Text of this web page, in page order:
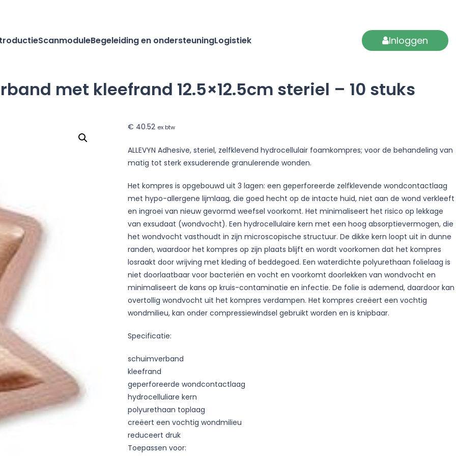
ScanmoduleBegeleiding en ondersteuningLogistiek Inloggen
met kleefrand 12.5×12.5cm steriel – 10 stuks
€ 40.52 ex btw
ALLEVYN Adhesive, steriel, zelfklevend hydrocellulair foamkompres; voor de behandeling van
matig tot sterk exsuderende granulerende wonden.
Het kompres is opgebouwd uit 3 lagen: een geperforeerde zelfklevende wondcontactlaag
met hypo-allergene lijmlaag, die goed hecht op de intacte huid, niet aan de wond verkleeft
en ingroei van nieuw gevormd weefsel voorkomt. Het minimaliseert het risico op lekkage
van exsudaat (wondvocht). Een hydrocellulaire kern met een hoog absorptievermogen, die
het wondvocht vasthoudt in zijn microscopische structuur. De dikke kern loopt uit in dunne
randen, waardoor het kompres op zijn plaats blijft en wordt voorkomen dat het kompres
losraakt door wrijving met kleding of beddegoed. Een waterdichte polyurethaan folielaag is
niet doorlaatbaar voor bacteriën en vocht en voorkomt doorlekken van wondvocht en
minimaliseert de kans op kruis-contaminatie en infectie. De folie is ademend, daardoor kan
overtollig wondvocht uit het kompres verdampen. Het kompres creëert een vochtig
wondmilieu, kan onder compressiewindsel gebruikt worden en is knipbaar.
Specificatie:
schuimverband
kleefrand
geperforeerde wondcontactlaag
hydrocelluliare kern
polyurethaan toplaag
creëert een vochtig wondmilieu
reduceert druk
Toepassen voor: